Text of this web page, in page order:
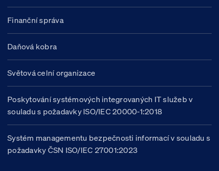
Finanční správa
Daňová kobra
Světová celní organizace
Poskytování systémových integrovaných IT služeb v
souladu s požadavky ISO/IEC 20000-1:2018
Systém managementu bezpečnosti informací v souladu s
požadavky ČSN ISO/IEC 27001:2023